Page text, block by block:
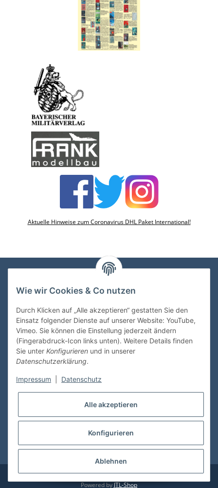
Aktuelle Hinweise zum Coronavirus DHL Paket International!
VDMedien24.de
Kasernenstraße 6-10
66482 Zweibrücken
Tel. 06332 72710
eMail: heinz.nickel@vdmedien.de
Shop Service
* Alle Preise inkl. gesetzlicher USt., zzgl.Versand
© vdmedien24.de Besucherzähler: 10639538
Powered by JTL-Shop
Wie wir Cookies & Co nutzen
Durch Klicken auf „Alle akzeptieren“ gestatten Sie den
Einsatz folgender Dienste auf unserer Website: YouTube,
Vimeo. Sie können die Einstellung jederzeit ändern
(Fingerabdruck-Icon links unten). Weitere Details finden
Sie unter Konfigurieren und in unserer
Datenschutzerklärung.
Impressum Datenschutz
Alle akzeptieren
Konfigurieren
Ablehnen